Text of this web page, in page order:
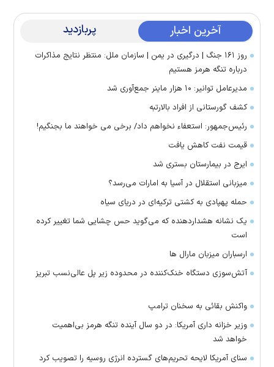
آخرین اخبار پربازدید
روز ۱۶۱ جنگ | درگیری در یمن | سازمان ملل: منتظر نتایج مذاکرات
درباره تنگه هرمز هستیم
مدیرعامل توانیر: ۱۰ هزار ماینر جمع‌آوری شد
کشف گورستانی از افراد بالارتبه
رئیس‌جمهور: استعفاء نخواهم داد/ برخی می خواهند ما بجنگیم!
قیمت نفت کاهش یافت
ایرج در بیمارستان بستری شد
میزبانی استقلال در آسیا به امارات می‌رسد؟
حمله پهپادی به کشتی ترکیه‌ای در دریای سیاه
یک نشانه هشداردهنده که می‌گوید حس چشایی شما تغییر کرده
است
ارسباران میزبان مارال ها
آتش‌سوزی دستگاه خنک‌کننده در محدوده زیر پل عالی‌نسب تبریز
واکنش بقائی به سخنان ترامپ
وزیر خزانه داری آمریکا: در دو سال آینده تنگه هرمز بی‌اهمیت
خواهد شد
سنای آمریکا لایحه تحریم‌های گسترده انرژی روسیه را تصویب کرد